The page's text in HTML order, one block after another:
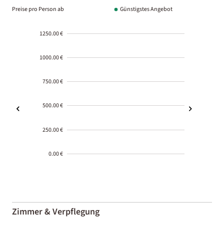
Preise pro Person ab Günstigstes Angebot
1250.00 €
1000.00 €
750.00 €
500.00 €
250.00 €
0.00 €
01-02
Zimmer & Verpflegung